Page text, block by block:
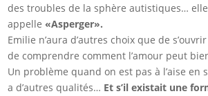
des troubles de la sphère autistiques… elle
appelle «Asperger».
Emilie n’aura d’autres choix que de
de comprendre comment l’amour peut
Un problème quand on est pas à l’aise en
a d’autres qualités… Et s’il existait une